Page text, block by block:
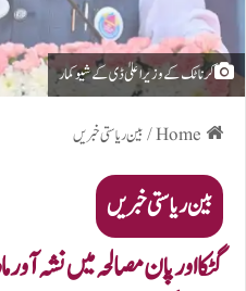
کرناٹک کے وزیر اعلیٰ ڈی کے شیوکمار
/بین ریاستی خبریں
بین ریاستی خبریں
گٹکا اور پان مصالحہ میں نشہ